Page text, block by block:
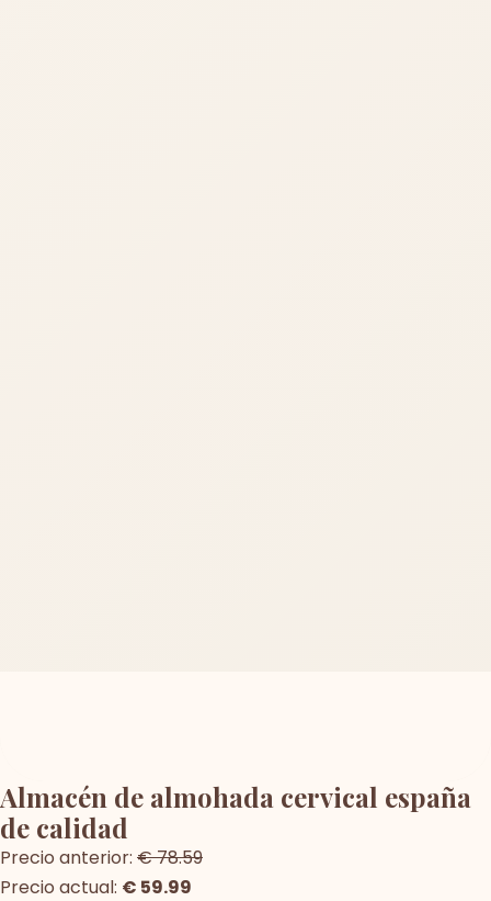
Almacén de almohada cervical españa
de calidad
Precio anterior: € 78.59
Precio actual: € 59.99